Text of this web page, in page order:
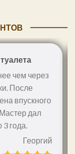
чем через
После
впускного
дал
года.
Георгий